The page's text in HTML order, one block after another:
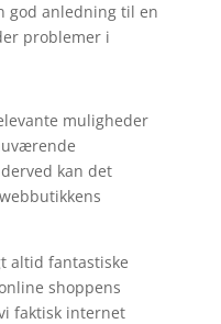
god anledning til en
problemer i
muligheder
kan det
altid fantastiske
shoppens
faktisk internet